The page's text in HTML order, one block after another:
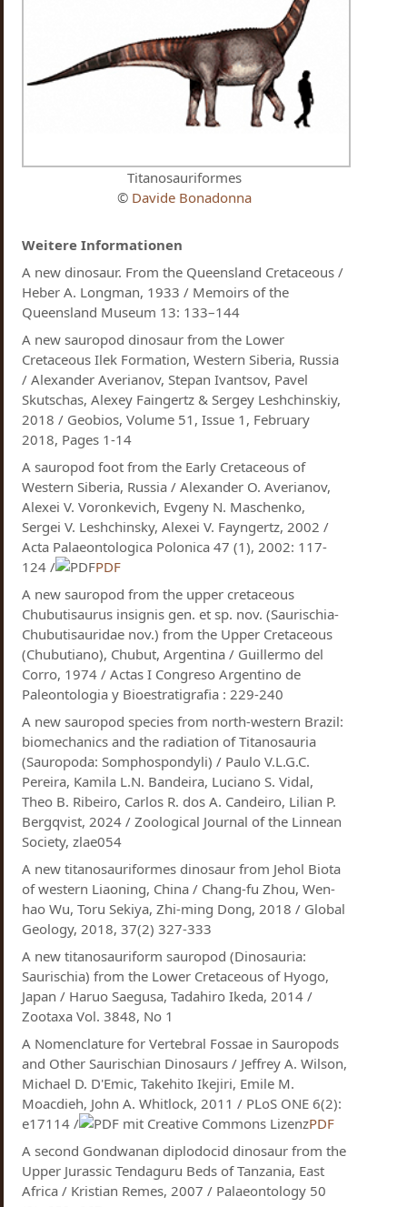
Titanosauriformes
© Davide Bonadonna
Weitere Informationen
A new dinosaur. From the Queensland Cretaceous /
Heber A. Longman, 1933 / Memoirs of the
Queensland Museum 13: 133–144
A new sauropod dinosaur from the Lower
Cretaceous Ilek Formation, Western Siberia, Russia
/ Alexander Averianov, Stepan Ivantsov, Pavel
Skutschas, Alexey Faingertz & Sergey Leshchinskiy,
2018 / Geobios, Volume 51, Issue 1, February
2018, Pages 1-14
A sauropod foot from the Early Cretaceous of
Western Siberia, Russia / Alexander O. Averianov,
Alexei V. Voronkevich, Evgeny N. Maschenko,
Sergei V. Leshchinsky, Alexei V. Fayngertz, 2002 /
Acta Palaeontologica Polonica 47 (1), 2002: 117-
124 /
PDF
A new sauropod from the upper cretaceous
Chubutisaurus insignis gen. et sp. nov. (Saurischia-
Chubutisauridae nov.) from the Upper Cretaceous
(Chubutiano), Chubut, Argentina / Guillermo del
Corro, 1974 / Actas I Congreso Argentino de
Paleontologia y Bioestratigrafia : 229-240
A new sauropod species from north-western Brazil:
biomechanics and the radiation of Titanosauria
(Sauropoda: Somphospondyli) / Paulo V.L.G.C.
Pereira, Kamila L.N. Bandeira, Luciano S. Vidal,
Theo B. Ribeiro, Carlos R. dos A. Candeiro, Lilian P.
Bergqvist, 2024 / Zoological Journal of the Linnean
Society, zlae054
A new titanosauriformes dinosaur from Jehol Biota
of western Liaoning, China / Chang-fu Zhou, Wen-
hao Wu, Toru Sekiya, Zhi-ming Dong, 2018 / Global
Geology, 2018, 37(2) 327-333
A new titanosauriform sauropod (Dinosauria:
Saurischia) from the Lower Cretaceous of Hyogo,
Japan / Haruo Saegusa, Tadahiro Ikeda, 2014 /
Zootaxa Vol. 3848, No 1
A Nomenclature for Vertebral Fossae in Sauropods
and Other Saurischian Dinosaurs / Jeffrey A. Wilson,
Michael D. D'Emic, Takehito Ikejiri, Emile M.
Moacdieh, John A. Whitlock, 2011 / PLoS ONE 6(2):
e17114 /
PDF
A second Gondwanan diplodocid dinosaur from the
Upper Jurassic Tendaguru Beds of Tanzania, East
Africa / Kristian Remes, 2007 / Palaeontology 50